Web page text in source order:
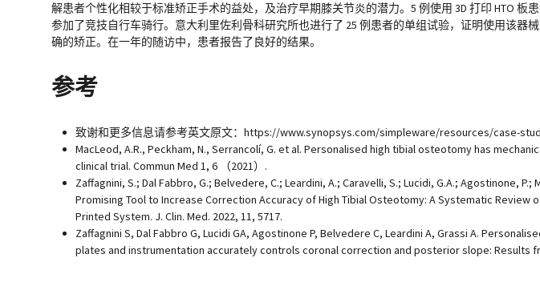
解患者个性化相较于标准矫正手术的益处，及治疗早期膝关节炎的潜力。5 例使用 3D 打印 HTO 板
参加了竞技自行车骑行。意大利里佐利骨科研究所也进行了 25 例患者的单组试验，证明使用该器
确的矫正。在一年的随访中，患者报告了良好的结果。
参考
致谢和更多信息请参考英文原文：https://www.synopsys.com/simpleware/resources/case-
MacLeod, A.R., Peckham, N., Serrancolí, G. et al. Personalised high tibial osteotomy has
clinical trial. Commun Med 1, 6 （2021）.
Zaffagnini, S.; Dal Fabbro, G.; Belvedere, C.; Leardini, A.; Caravelli, S.; Lucidi, G.A.; Agostinone,
Promising Tool to Increase Correction Accuracy of High Tibial Osteotomy: A Systematic Review
Printed System. J. Clin. Med. 2022, 11, 5717.
Zaffagnini S, Dal Fabbro G, Lucidi GA, Agostinone P, Belvedere C, Leardini A, Grassi A.
plates and instrumentation accurately controls coronal correction and posterior slope: Results